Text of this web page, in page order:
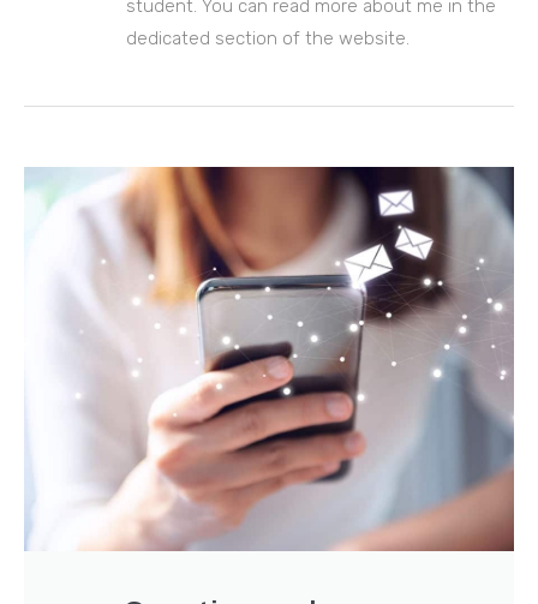
student. You can read more about me in the
dedicated section of the website.